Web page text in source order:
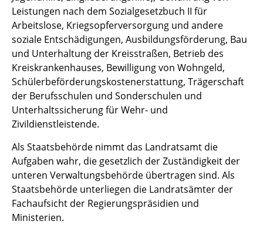
Leistungen nach dem Sozialgesetzbuch II für
Arbeitslose, Kriegsopferversorgung und andere
soziale Entschädigungen, Ausbildungsförderung, Bau
und Unterhaltung der Kreisstraßen, Betrieb des
Kreiskrankenhauses, Bewilligung von Wohngeld,
Schülerbeförderungskostenerstattung, Trägerschaft
der Berufsschulen und Sonderschulen und
Unterhaltssicherung für Wehr- und
Zivildienstleistende.
Als Staatsbehörde nimmt das Landratsamt die
Aufgaben wahr, die gesetzlich der Zuständigkeit der
unteren Verwaltungsbehörde übertragen sind. Als
Staatsbehörde unterliegen die Landratsämter der
Fachaufsicht der Regierungspräsidien und
Ministerien.